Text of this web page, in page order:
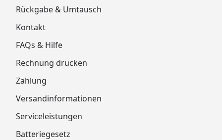
Rückgabe & Umtausch
Kontakt
FAQs & Hilfe
Rechnung drucken
Zahlung
Versandinformationen
Serviceleistungen
Batteriegesetz